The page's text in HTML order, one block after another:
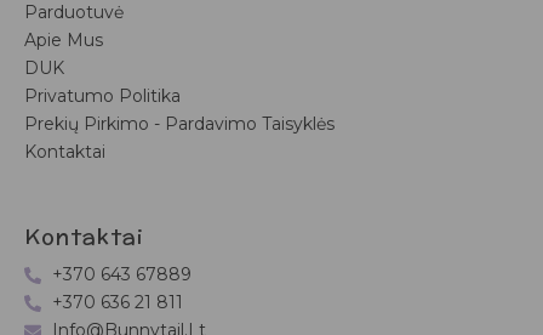
Parduotuvė
Apie Mus
DUK
Privatumo Politika
Prekių Pirkimo - Pardavimo Taisyklės
Kontaktai
Kontaktai
+370 643 67889
+370 636 21 811
Info@bunnytail.lt